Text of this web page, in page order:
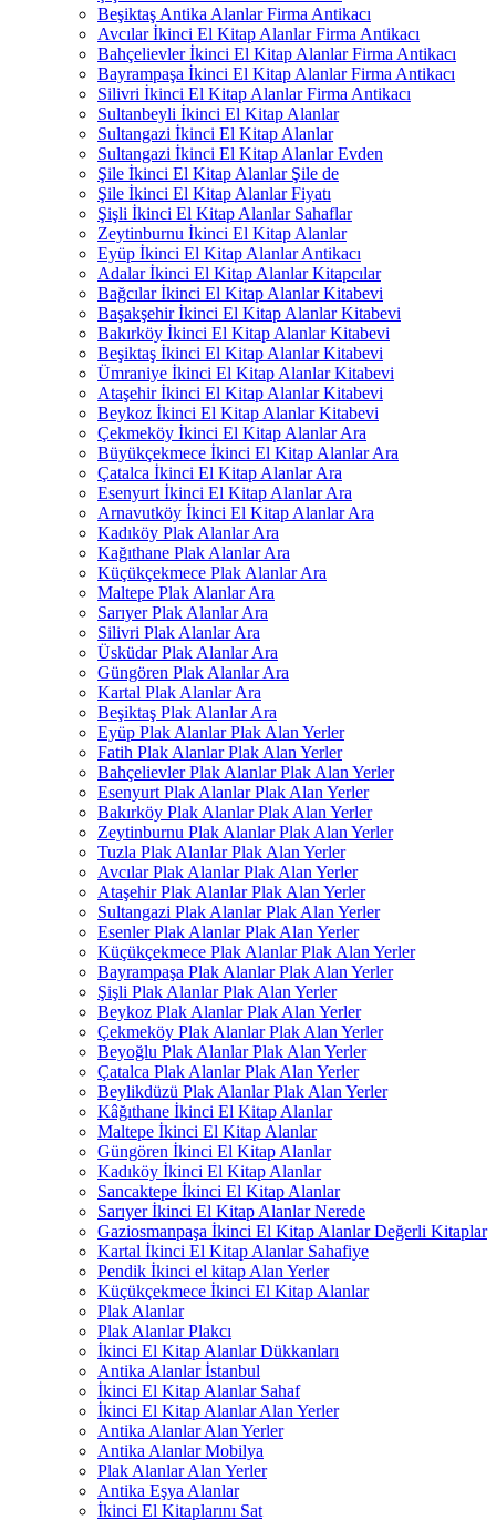
Beşiktaş Antika Alanlar Firma Antikacı
Avcılar İkinci El Kitap Alanlar Firma Antikacı
Bahçelievler İkinci El Kitap Alanlar Firma Antikacı
Bayrampaşa İkinci El Kitap Alanlar Firma Antikacı
Silivri İkinci El Kitap Alanlar Firma Antikacı
Sultanbeyli İkinci El Kitap Alanlar
Sultangazi İkinci El Kitap Alanlar
Sultangazi İkinci El Kitap Alanlar Evden
Şile İkinci El Kitap Alanlar Şile de
Şile İkinci El Kitap Alanlar Fiyatı
Şişli İkinci El Kitap Alanlar Sahaflar
Zeytinburnu İkinci El Kitap Alanlar
Eyüp İkinci El Kitap Alanlar Antikacı
Adalar İkinci El Kitap Alanlar Kitapcılar
Bağcılar İkinci El Kitap Alanlar Kitabevi
Başakşehir İkinci El Kitap Alanlar Kitabevi
Bakırköy İkinci El Kitap Alanlar Kitabevi
Beşiktaş İkinci El Kitap Alanlar Kitabevi
Ümraniye İkinci El Kitap Alanlar Kitabevi
Ataşehir İkinci El Kitap Alanlar Kitabevi
Beykoz İkinci El Kitap Alanlar Kitabevi
Çekmeköy İkinci El Kitap Alanlar Ara
Büyükçekmece İkinci El Kitap Alanlar Ara
Çatalca İkinci El Kitap Alanlar Ara
Esenyurt İkinci El Kitap Alanlar Ara
Arnavutköy İkinci El Kitap Alanlar Ara
Kadıköy Plak Alanlar Ara
Kağıthane Plak Alanlar Ara
Küçükçekmece Plak Alanlar Ara
Maltepe Plak Alanlar Ara
Sarıyer Plak Alanlar Ara
Silivri Plak Alanlar Ara
Üsküdar Plak Alanlar Ara
Güngören Plak Alanlar Ara
Kartal Plak Alanlar Ara
Beşiktaş Plak Alanlar Ara
Eyüp Plak Alanlar Plak Alan Yerler
Fatih Plak Alanlar Plak Alan Yerler
Bahçelievler Plak Alanlar Plak Alan Yerler
Esenyurt Plak Alanlar Plak Alan Yerler
Bakırköy Plak Alanlar Plak Alan Yerler
Zeytinburnu Plak Alanlar Plak Alan Yerler
Tuzla Plak Alanlar Plak Alan Yerler
Avcılar Plak Alanlar Plak Alan Yerler
Ataşehir Plak Alanlar Plak Alan Yerler
Sultangazi Plak Alanlar Plak Alan Yerler
Esenler Plak Alanlar Plak Alan Yerler
Küçükçekmece Plak Alanlar Plak Alan Yerler
Bayrampaşa Plak Alanlar Plak Alan Yerler
Şişli Plak Alanlar Plak Alan Yerler
Beykoz Plak Alanlar Plak Alan Yerler
Çekmeköy Plak Alanlar Plak Alan Yerler
Beyoğlu Plak Alanlar Plak Alan Yerler
Çatalca Plak Alanlar Plak Alan Yerler
Beylikdüzü Plak Alanlar Plak Alan Yerler
Kâğıthane İkinci El Kitap Alanlar
Maltepe İkinci El Kitap Alanlar
Güngören İkinci El Kitap Alanlar
Kadıköy İkinci El Kitap Alanlar
Sancaktepe İkinci El Kitap Alanlar
Sarıyer İkinci El Kitap Alanlar Nerede
Gaziosmanpaşa İkinci El Kitap Alanlar Değerli Kitaplar
Kartal İkinci El Kitap Alanlar Sahafiye
Pendik İkinci el kitap Alan Yerler
Küçükçekmece İkinci El Kitap Alanlar
Plak Alanlar
Plak Alanlar Plakcı
İkinci El Kitap Alanlar Dükkanları
Antika Alanlar İstanbul
İkinci El Kitap Alanlar Sahaf
İkinci El Kitap Alanlar Alan Yerler
Antika Alanlar Alan Yerler
Antika Alanlar Mobilya
Plak Alanlar Alan Yerler
Antika Eşya Alanlar
İkinci El Kitaplarını Sat